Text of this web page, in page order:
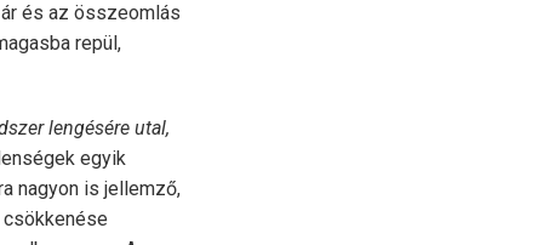
és az összeomlás
repül,
lengésére utal,
egyik
nagyon is jellemző,
csökkenése